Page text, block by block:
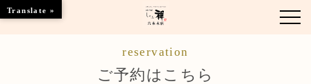
reservation
ご予約はこちら
Translate »